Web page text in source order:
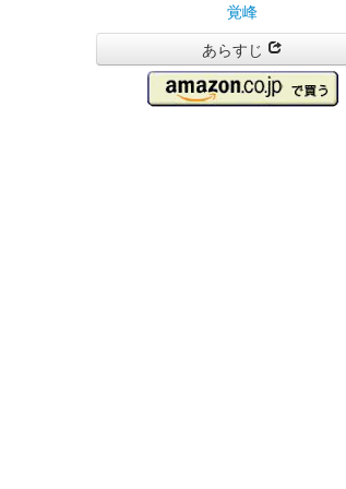
覚峰
あらすじ